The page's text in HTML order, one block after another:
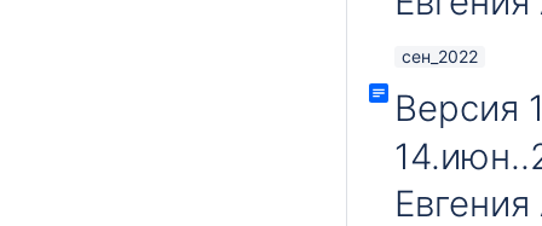
сен_2022
Версия